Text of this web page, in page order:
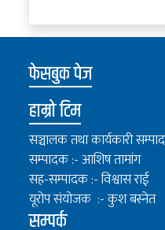
फेसबुक पेज
हाम्रो टिम
सञ्चालक तथा कार्यकारी
सम्पादक :- आशिष तामांग
सह-सम्पादक :- विश्वास राई
यूरोप संयोजक :- कुश बस्नेत
सम्पर्क